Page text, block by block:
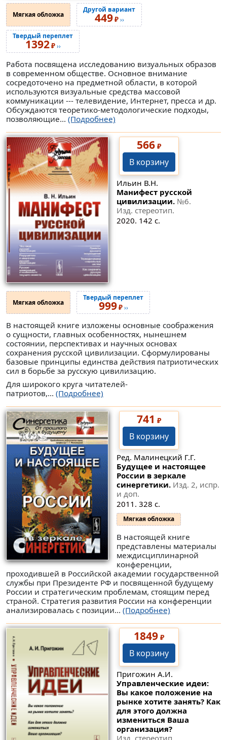
Мягкая обложка
Другой вариант
449₽››
Твердый переплет
1392₽››
Работа посвящена исследованию визуальных образов
в современном обществе. Основное внимание
сосредоточено на предметной области, в которой
используются визуальные средства массовой
коммуникации --- телевидение, Интернет, пресса и др.
Обсуждаются теоретико-методологические подходы,
позволяющие... (Подробнее)
566₽
В корзину
Ильин В.Н.
Манифест русской
цивилизации. №6.
Изд. стереотип.
2020. 142 с.
Мягкая обложка
Твердый переплет
999₽››
В настоящей книге изложены основные соображения
о сущности, главных особенностях, нынешнем
состоянии, перспективах и научных основах
сохранения русской цивилизации. Сформулированы
базовые принципы единства действия патриотических
сил в борьбе за русскую цивилизацию.
Для широкого круга читателей-
патриотов,... (Подробнее)
741 ₽
В корзину
Ред. Малинецкий Г.Г.
Будущее и настоящее
России в зеркале
синергетики. Изд. 2, испр.
и доп.
2011. 328 с.
Мягкая обложка
В настоящей книге
представлены материалы
междисциплинарной
конференции,
проходившей в Российской академии государственной
службы при Президенте РФ и посвященной будущему
России и стратегическим проблемам, стоящим перед
страной. Стратегия развития России на конференции
анализировалась с позиции... (Подробнее)
1849₽
В корзину
Пригожин А.И.
Управленческие идеи:
Вы какое положение на
рынке хотите занять? Как
для этого должна
измениться Ваша
организация?